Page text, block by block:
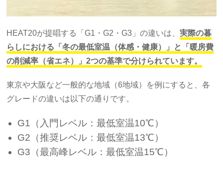
HEAT20が提唱する「G1・G2・G3」の違いは、実際の暮
らしにおける「冬の最低室温（体感・健康）」と「暖房費
の削減率（省エネ）」2つの基準で分けられています。
東京や大阪など一般的な地域（6地域）を例にすると、各
グレードの違いは以下の通りです。
G1（入門レベル：最低室温10℃）
G2（推奨レベル：最低室温13℃）
G3（最高峰レベル：最低室温15℃）